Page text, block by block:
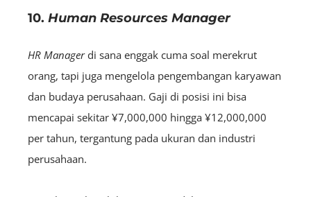
10. Human Resources Manager
HR Managerdi sana enggak cuma soal merekrut
orang, tapi juga mengelola pengembangan karyawan
dan budaya perusahaan. Gaji di posisi ini bisa
mencapai sekitar ¥7,000,000 hingga ¥12,000,000
per tahun, tergantung pada ukuran dan industri
perusahaan.